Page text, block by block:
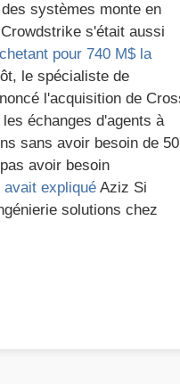
systèmes monte en
s'était aussi
pour 740 M$ la
le spécialiste de
l'acquisition de
échanges d'agents à
sans avoir besoin de 50
avoir besoin
avait expliqué Aziz Si
solutions chez